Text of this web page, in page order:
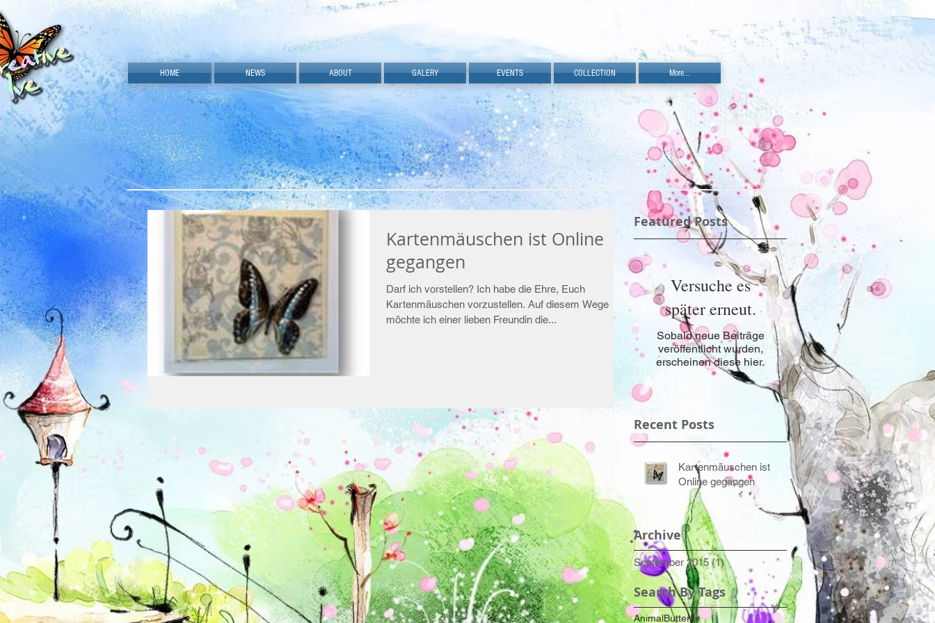
HOME NEWS ABOUT GALERY EVENTS COLLECTION More...
Kartenmäuschen ist Online
gegangen
Darf ich vorstellen? Ich habe die Ehre, Euch
Kartenmäuschen vorzustellen. Auf diesem Wege
möchte ich einer lieben Freundin die...
Featured Posts
Versuche es
später erneut.
Sobald neue Beiträge
veröffentlicht wurden,
erscheinen diese hier.
Recent Posts
Kartenmäuschen ist
Online gegangen
Archive
September 2015 (1)1 Beitrag
Search By Tags
AnimalButterfly